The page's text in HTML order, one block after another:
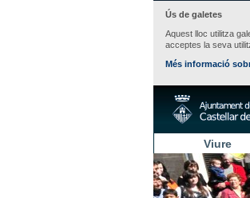
Ús de galetes
Aquest lloc utilitza
acceptes la seva
Més informació
Viure